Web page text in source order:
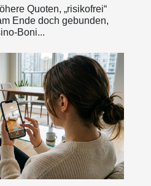
Quoten, „risikofrei“
Ende doch gebunden,
Boni...